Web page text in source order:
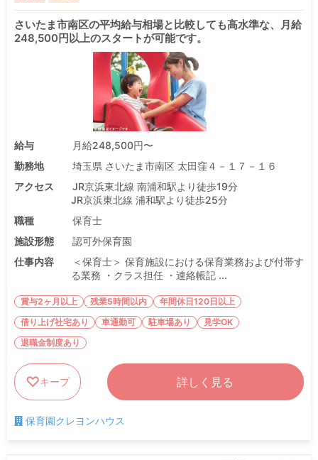
さいたま市南区の平均給与相場と比較しても高水準な、月給
248,500円以上のスタートが可能です。
給与
月給248,500円〜
勤務地
埼玉県 さいたま市南区 太田窪４－１７－１６
アクセス
JR京浜東北線 南浦和駅より徒歩19分
JR京浜東北線 浦和駅より徒歩25分
職種
保育士
施設形態
認可外保育園
仕事内容
＜保育士＞ 保育施設における保育業務および付帯す
る業務 ・クラス担任 ・連絡帳記 ...
賞与2ヶ月以上 残業5時間以内
年間休日120日以上
借り上げ社宅あり
車通勤可 駐車場あり
見学OK
退職金制度あり
キープ 詳しく見る
保育園クレヨンハウス